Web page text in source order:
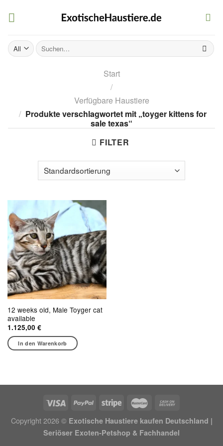
Suchen
nach:
Start
/
Verfügbare Haustiere
/ Produkte verschlagwortet mit „toyger kittens for
sale texas“
FILTER
12 weeks old, Male Toyger cat
available
1.125,00 €
In den Warenkorb
Copyright 2026 © Exotische Haustiere kaufen Deutschland |
Seriöser Exoten-Petshop & Fachhandel